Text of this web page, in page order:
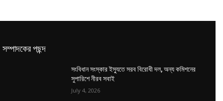
সম্পাদকের পছন্দ
সংবিধান সংস্কার ইস্যুতে সরব বিরোধী দল, অন্য কমিশনের
সুপারিশে নীরব সবাই
July 4, 2026